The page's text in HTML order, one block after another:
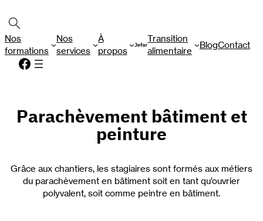
au
contenu
Rechercher
Nos
formations
Nos
services
À
propos
Transition
alimentaire
BlogContact
Facebook
Parachèvement bâtiment et
peinture
Grâce aux chantiers, les stagiaires sont formés aux métiers
du parachèvement en bâtiment soit en tant qu’ouvrier
polyvalent, soit comme peintre en bâtiment.